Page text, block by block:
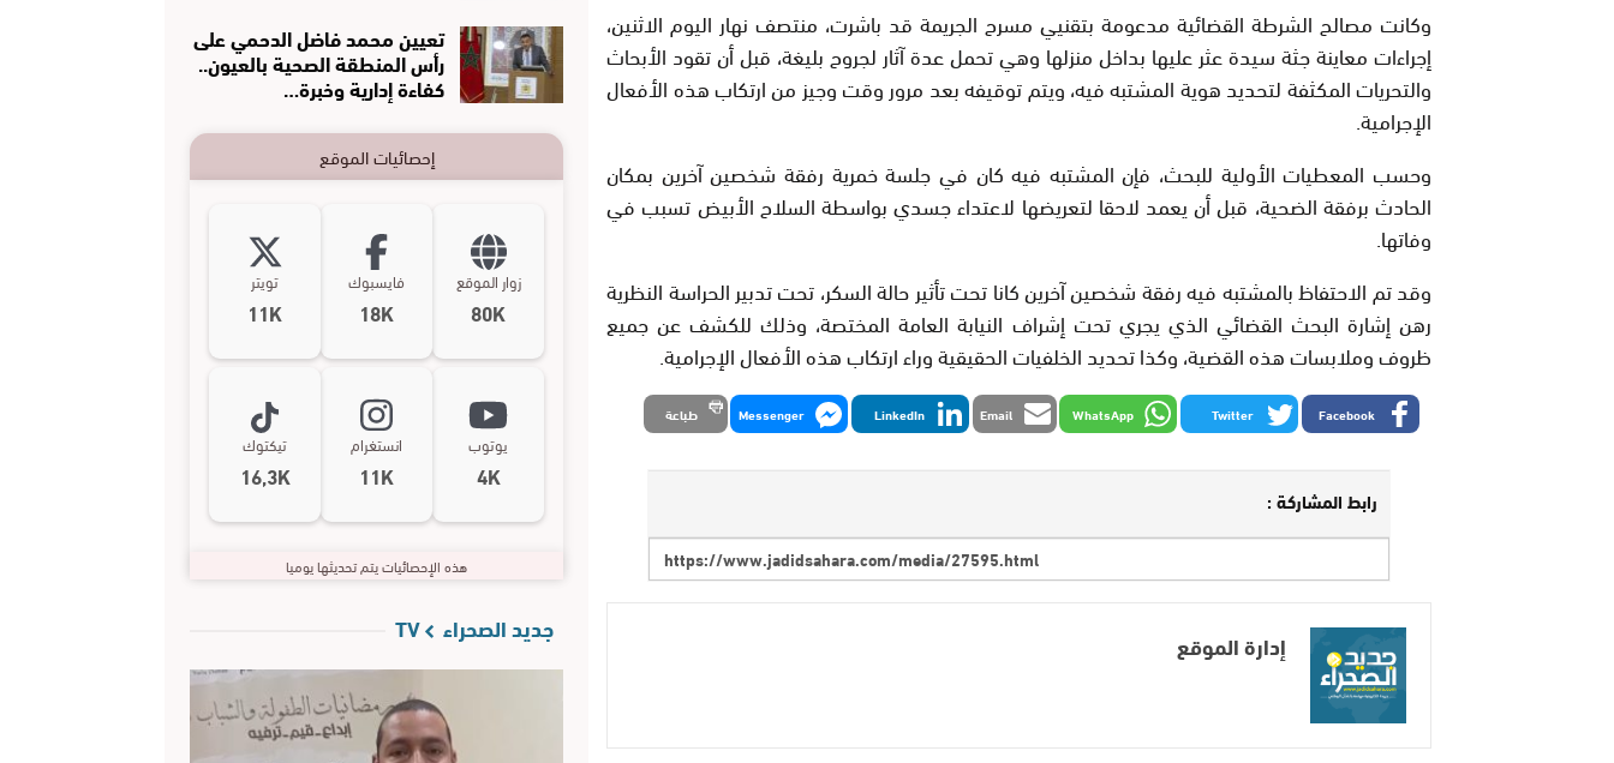
وكانت مصالح الشرطة القضائية مدعومة بتقنيي مسرح الجريمة قد باشرت، منتصف نهار اليوم الاثنين،
إجراءات معاينة جثة سيدة عثر عليها بداخل منزلها وهي تحمل عدة آثار لجروح بليغة، قبل أن تقود الأبحاث
والتحريات المكثفة لتحديد هوية المشتبه فيه، ويتم توقيفه بعد مرور وقت وجيز من ارتكاب هذه الأفعال
الإجرامية.
وحسب المعطيات الأولية للبحث، فإن المشتبه فيه كان في جلسة خمرية رفقة شخصين آخرين بمكان
الحادث برفقة الضحية، قبل أن يعمد لاحقا لتعريضها لاعتداء جسدي بواسطة السلاح الأبيض تسبب في
وفاتها.
وقد تم الاحتفاظ بالمشتبه فيه رفقة شخصين آخرين كانا تحت تأثير حالة السكر، تحت تدبير الحراسة النظرية
رهن إشارة البحث القضائي الذي يجري تحت إشراف النيابة العامة المختصة، وذلك للكشف عن جميع
ظروف وملابسات هذه القضية، وكذا تحديد الخلفيات الحقيقية وراء ارتكاب هذه الأفعال الإجرامية.
Facebook
Twitter
WhatsApp
Email
LinkedIn
Messenger طباعة
رابط المشاركة :
إدارة الموقع
تعيين محمد فاضل الدحمي على
رأس المنطقة الصحية بالعيون..
كفاءة إدارية وخبرة…
إحصائيات الموقع
زوار الموقع
80K
فايسبوك
18K
تويتر
11K
يوتوب
4K
انستغرام
11K
تيكتوك
16,3K
هذه الإحصائيات يتم تحديثها يوميا
جديد الصحراء TV